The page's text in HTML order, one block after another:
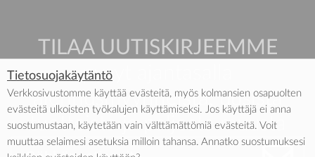
TILAA UUTISKIRJEEMME
pysyt ajantasalla
alennusmyynneistä, uusista
tuotteista ja paljosta muusta
Tietosuojakäytäntö
Verkkosivustomme käyttää evästeitä, myös kolmansien osapuolten
evästeitä ulkoisten työkalujen käyttämiseksi. Jos käyttäjä ei anna
suostumustaan, käytetään vain välttämättömiä evästeitä. Voit
muuttaa selaimesi asetuksia milloin tahansa. Annatko suostumuksesi